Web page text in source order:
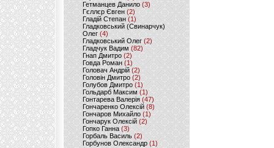
Гетманцев Данило (3)
Гєллєр Євген (2)
Гладій Степан(1)
Гладковський (Свинарчук)
Олег (4)
Гладковський Олег (2)
Гладчук Вадим (82)
Гнап Дмитро (2)
Говда Роман(1)
Головач Андрій (2)
Головін Дмитро (2)
Голубов Дмитро (1)
Гольдарб Максим(1)
Гонтарева Валерія (47)
Гончаренко Олексій(8)
Гончаров Михайло (1)
Гончарук Олексій (2)
Гопко Ганна (3)
Горбаль Василь (2)
Горбунов Олександр (1)